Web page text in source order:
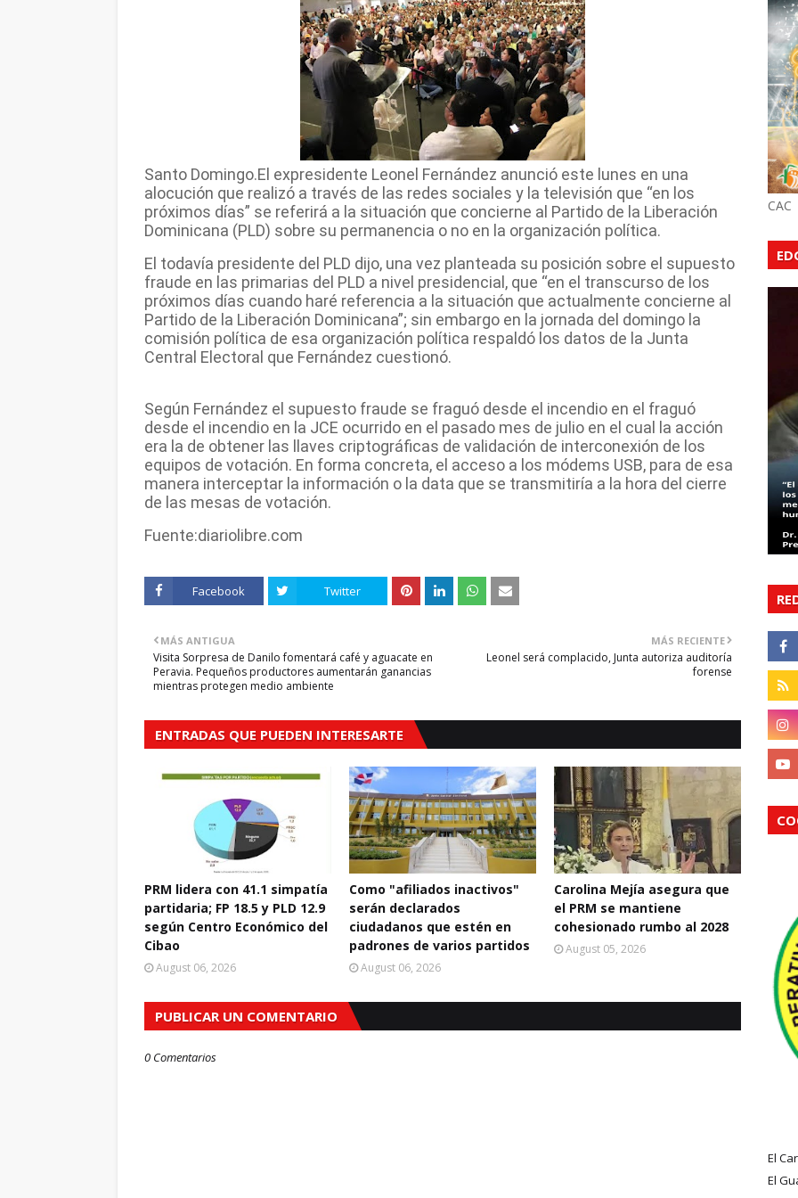
Santo Domingo.El expresidente Leonel Fernández anunció este lunes en una
alocución que realizó a través de las redes sociales y la televisión que “en los
próximos días” se referirá a la situación que concierne al Partido de la Liberación
Dominicana (PLD) sobre su permanencia o no en la organización política.
El todavía presidente del PLD dijo, una vez planteada su posición sobre el supuesto
fraude en las primarias del PLD a nivel presidencial, que “en el transcurso de los
próximos días cuando haré referencia a la situación que actualmente concierne al
Partido de la Liberación Dominicana”; sin embargo en la jornada del domingo la
comisión política de esa organización política respaldó los datos de la Junta
Central Electoral que Fernández cuestionó.
Según Fernández el supuesto fraude se fraguó desde el incendio en el fraguó
desde el incendio en la JCE ocurrido en el pasado mes de julio en el cual la acción
era la de obtener las llaves criptográficas de validación de interconexión de los
equipos de votación. En forma concreta, el acceso a los módems USB, para de esa
manera interceptar la información o la data que se transmitiría a la hora del cierre
de las mesas de votación.
Fuente:diariolibre.com
Facebook Twitter
MÁS RECIENTE
Leonel será complacido, Junta autoriza auditoría
forense
MÁS ANTIGUA
Visita Sorpresa de Danilo fomentará café y aguacate en
Peravia. Pequeños productores aumentarán ganancias
mientras protegen medio ambiente
ENTRADAS QUE PUEDEN INTERESARTE
PRM lidera con 41.1 simpatía
partidaria; FP 18.5 y PLD 12.9
según Centro Económico del
Cibao
August 06, 2026
Como "afiliados inactivos"
serán declarados
ciudadanos que estén en
padrones de varios partidos
August 06, 2026
Carolina Mejía asegura que
el PRM se mantiene
cohesionado rumbo al 2028
August 05, 2026
PUBLICAR UN COMENTARIO
0 Comentarios
CAC
El
El